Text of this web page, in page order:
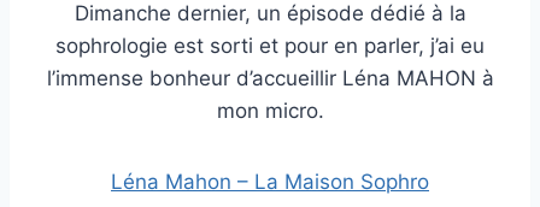
Dimanche dernier, un épisode dédié à la
sophrologie est sorti et pour en parler, j’ai eu
l’immense bonheur d’accueillir Léna MAHON à
mon micro.
Léna Mahon – La Maison Sophro